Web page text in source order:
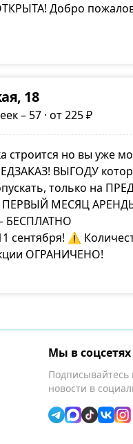
Добро
18
– 57 · от 225 ₽
строится но вы уже
ВЫГОДУ
только на
ПЕРВЫЙ МЕСЯЦ
БЕСПЛАТНО
сентября! ⚠️
ОГРАНИЧЕНО!
Мы в соцсетях
новости в